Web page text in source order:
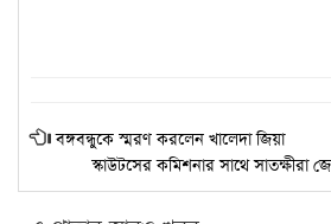
বঙ্গবন্ধুকে স্মরণ করলেন খালেদা জিয়া
স্কাউটসের কমিশনার সাথে সাতক্ষীরা